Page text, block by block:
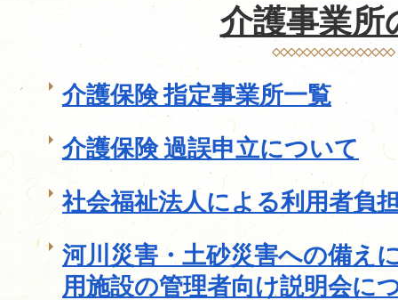
介護事業所
介護保険 指定事業所一覧
介護保険 過誤申立について
社会福祉法人による利用者負
河川災害・土砂災害への備え
用施設の管理者向け説明会に